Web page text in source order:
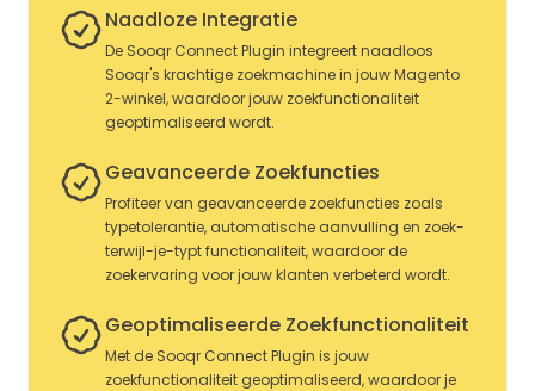
Naadloze Integratie
De Sooqr Connect Plugin integreert naadloos
Sooqr's krachtige zoekmachine in jouw Magento
2-winkel, waardoor jouw zoekfunctionaliteit
geoptimaliseerd wordt.
Geavanceerde Zoekfuncties
Profiteer van geavanceerde zoekfuncties zoals
typetolerantie, automatische aanvulling en zoek-
terwijl-je-typt functionaliteit, waardoor de
zoekervaring voor jouw klanten verbeterd wordt.
Geoptimaliseerde Zoekfunctionaliteit
Met de Sooqr Connect Plugin is jouw
zoekfunctionaliteit geoptimaliseerd, waardoor je